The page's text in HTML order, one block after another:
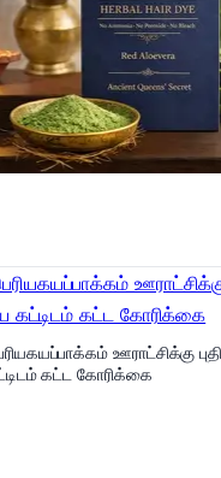
ஊராட்சிக்கு
கட்ட கோரிக்கை